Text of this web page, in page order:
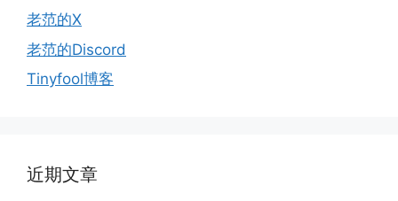
老范的X
老范的Discord
Tinyfool博客
近期文章